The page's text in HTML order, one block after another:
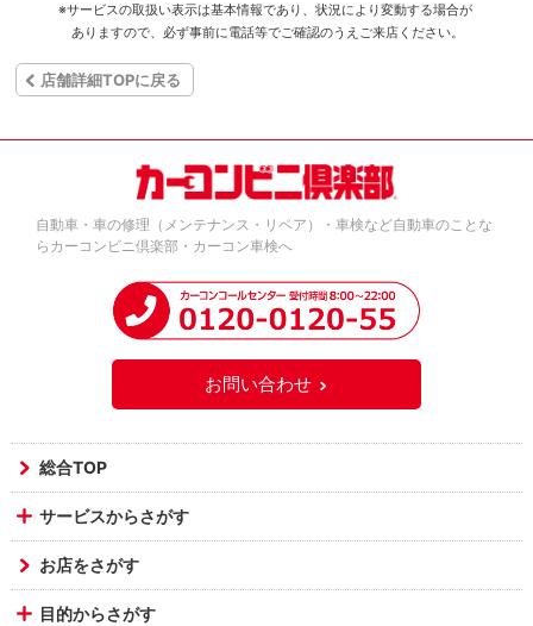
※サービスの取扱い表示は基本情報であり、状況により変動する場合が
ありますので、必ず事前に電話等でご確認のうえご来店ください。
店舗詳細TOPに戻る
自動車・車の修理（メンテナンス・リペア）・車検など自動車のことな
らカーコンビニ倶楽部・カーコン車検へ
お問い合わせ
総合TOP
サービスからさがす
お店をさがす
目的からさがす